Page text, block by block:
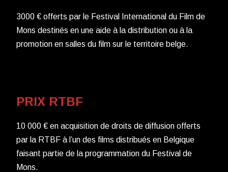
3000 € offerts par le Festival International du Film de
Mons destinés en une aide à la distribution ou à la
promotion en salles du film sur le territoire belge.
PRIX RTBF
10 000 € en acquisition de droits de diffusion offerts
par la RTBF à l’un des films distribués en Belgique
faisant partie de la programmation du Festival de
Mons.